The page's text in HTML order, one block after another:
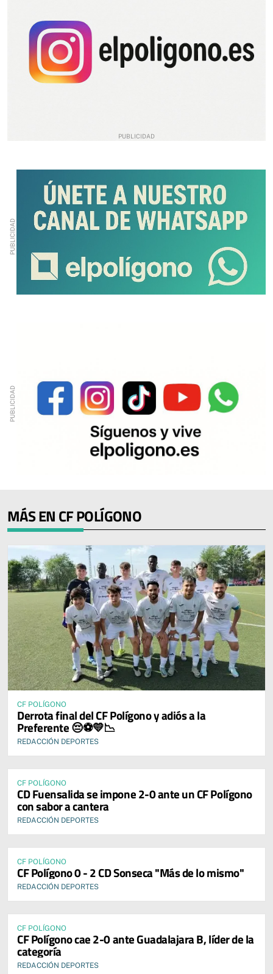
MÁS EN CF POLÍGONO
CF POLÍGONO
Derrota final del CF Polígono y adiós a la
Preferente 😔⚽💛📉
REDACCIÓN DEPORTES
CF POLÍGONO
CD Fuensalida se impone 2-0 ante un CF Polígono
con sabor a cantera
REDACCIÓN DEPORTES
CF POLÍGONO
CF Polígono 0 - 2 CD Sonseca "Más de lo mismo"
REDACCIÓN DEPORTES
CF POLÍGONO
CF Polígono cae 2-0 ante Guadalajara B, líder de la
categoría
REDACCIÓN DEPORTES